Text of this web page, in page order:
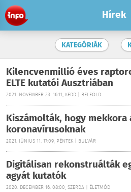
Hírek
KATEGÓRIÁK
Kilencvenmillió éves
ELTE kutatói Ausztriában
2021. NOVEMBER 23. 16:11, KEDD | BELFÖLD
Kiszámolták, hogy mekkora
koronavírusoknak
2021. JÚNIUS 11. 17:09, PÉNTEK | BULVÁR
Digitálisan rekonstruálták
agyát kutatók
2020. DECEMBER 16. 08:00, SZERDA | ÉLETMÓD